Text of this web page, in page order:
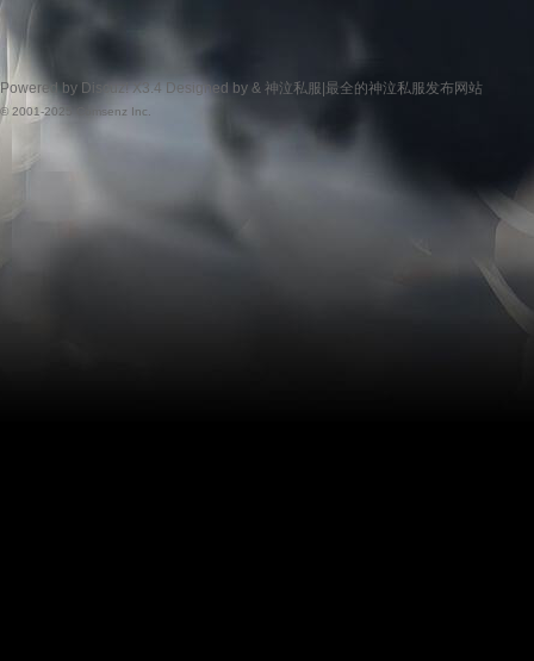
Powered by Discuz! X3.4 Designed by & 神泣私服|最全的神泣私服发布网站
© 2001-2025 Comsenz Inc.